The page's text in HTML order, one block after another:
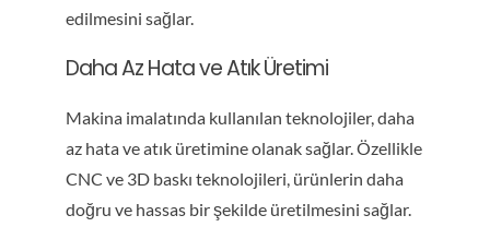
edilmesini sağlar.
Daha Az Hata ve Atık Üretimi
Makina imalatında kullanılan teknolojiler, daha
az hata ve atık üretimine olanak sağlar. Özellikle
CNC ve 3D baskı teknolojileri, ürünlerin daha
doğru ve hassas bir şekilde üretilmesini sağlar.